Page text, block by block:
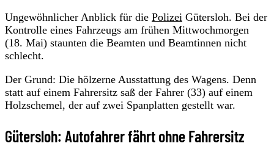
Ungewöhnlicher Anblick für die Polizei Gütersloh. Bei der
Kontrolle eines Fahrzeugs am frühen Mittwochmorgen
(18. Mai) staunten die Beamten und Beamtinnen nicht
schlecht.
Der Grund: Die hölzerne Ausstattung des Wagens. Denn
statt auf einem Fahrersitz saß der Fahrer (33) auf einem
Holzschemel, der auf zwei Spanplatten gestellt war.
Gütersloh: Autofahrer fährt ohne Fahrersitz